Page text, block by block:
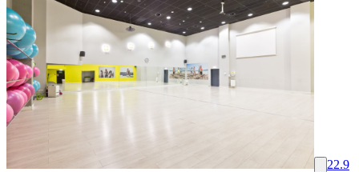
22.9